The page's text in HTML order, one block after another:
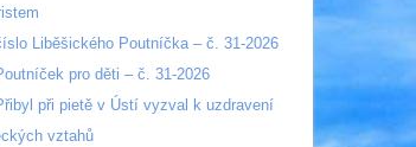
Liběšického Poutníčka – č. 31-2026
pro děti – č. 31-2026
při pietě v Ústí vyzval k uzdravení
vztahů